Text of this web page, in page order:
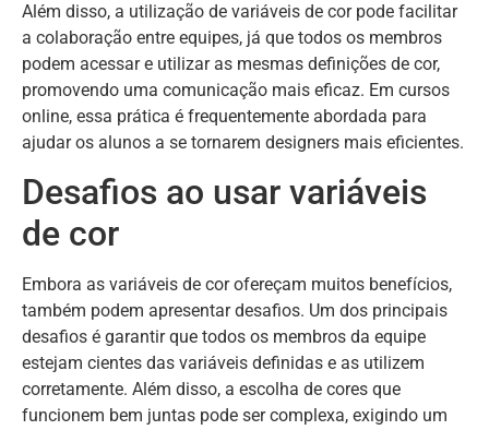
Além disso, a utilização de variáveis de cor pode facilitar
a colaboração entre equipes, já que todos os membros
podem acessar e utilizar as mesmas definições de cor,
promovendo uma comunicação mais eficaz. Em cursos
online, essa prática é frequentemente abordada para
ajudar os alunos a se tornarem designers mais eficientes.
Desafios ao usar variáveis
de cor
Embora as variáveis de cor ofereçam muitos benefícios,
também podem apresentar desafios. Um dos principais
desafios é garantir que todos os membros da equipe
estejam cientes das variáveis definidas e as utilizem
corretamente. Além disso, a escolha de cores que
funcionem bem juntas pode ser complexa, exigindo um